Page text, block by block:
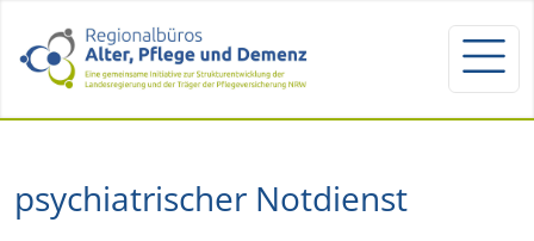
psychiatrischer Notdienst